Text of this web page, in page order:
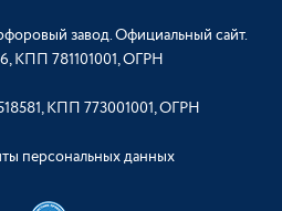
завод. Официальный сайт.
КПП 781101001, ОГРН
КПП 773001001, ОГРН
персональных данных